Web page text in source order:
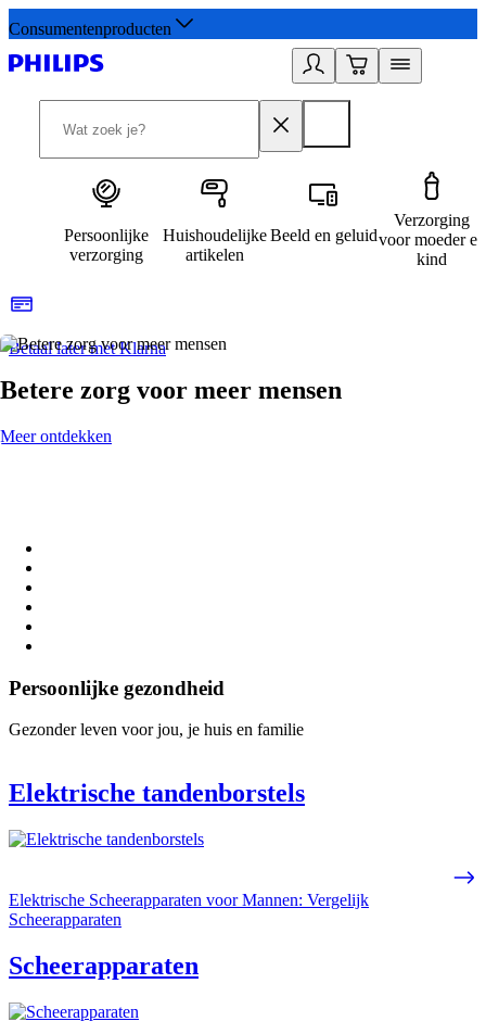
Consumentenproducten
Persoonlijke
verzorging
Huishoudelijke
artikelen
Beeld en geluid
Verzorging
voor moeder en
kind
Betaal later met Klarna
Betere zorg voor meer mensen
Meer ontdekken
Persoonlijke gezondheid
Gezonder leven voor jou, je huis en familie
Elektrische tandenborstels
Elektrische Scheerapparaten voor Mannen: Vergelijk
Scheerapparaten
Scheerapparaten